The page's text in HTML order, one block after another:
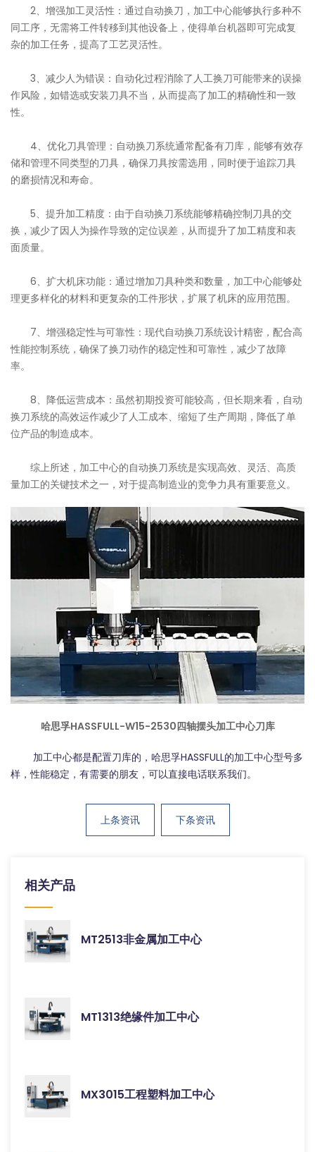
2、增强加工灵活性：通过自动换刀，加工中心能够执行多种不
同工序，无需将工件转移到其他设备上，使得单台机器即可完成复
杂的加工任务，提高了工艺灵活性。
3、减少人为错误：自动化过程消除了人工换刀可能带来的误操
作风险，如错选或安装刀具不当，从而提高了加工的精确性和一致
性。
4、优化刀具管理：自动换刀系统通常配备有刀库，能够有效存
储和管理不同类型的刀具，确保刀具按需选用，同时便于追踪刀具
的磨损情况和寿命。
5、提升加工精度：由于自动换刀系统能够精确控制刀具的交
换，减少了因人为操作导致的定位误差，从而提升了加工精度和表
面质量。
6、扩大机床功能：通过增加刀具种类和数量，加工中心能够处
理更多样化的材料和更复杂的工件形状，扩展了机床的应用范围。
7、增强稳定性与可靠性：现代自动换刀系统设计精密，配合高
性能控制系统，确保了换刀动作的稳定性和可靠性，减少了故障
率。
8、降低运营成本：虽然初期投资可能较高，但长期来看，自动
换刀系统的高效运作减少了人工成本、缩短了生产周期，降低了单
位产品的制造成本。
综上所述，加工中心的自动换刀系统是实现高效、灵活、高质
量加工的关键技术之一，对于提高制造业的竞争力具有重要意义。
哈思孚HASSFULL-W15-2530四轴摆头加工中心刀库
加工中心都是配置刀库的，哈思孚HASSFULL的加工中心型号多
样，性能稳定，有需要的朋友，可以直接电话联系我们。
上条资讯 下条资讯
相关产品
MT2513非金属加工中心
MT1313绝缘件加工中心
MX3015工程塑料加工中心